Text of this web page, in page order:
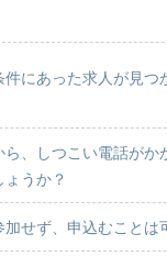
件にあった求人が見つ
ら、しつこい電話がか
ょうか？
加せず、申込むことは